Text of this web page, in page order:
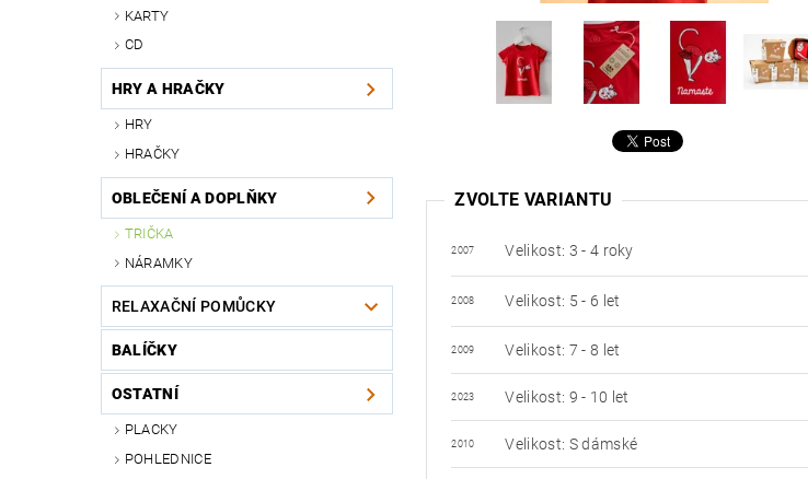
KARTY
CD
HRY A HRAČKY
HRY
HRAČKY
OBLEČENÍ A DOPLŇKY
TRIČKA
NÁRAMKY
RELAXAČNÍ POMŮCKY
BALÍČKY
OSTATNÍ
PLACKY
POHLEDNICE
ZVOLTE VARIANTU
2007 Velikost: 3 - 4 roky
2008 Velikost: 5 - 6 let
2009 Velikost: 7 - 8 let
2023 Velikost: 9 - 10 let
2010 Velikost: S dámské